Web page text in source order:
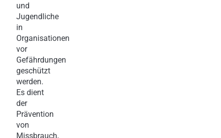
und
Jugendliche
in
Organisationen
vor
Gefährdungen
geschützt
werden.
Es dient
der
Prävention
von
Missbrauch,